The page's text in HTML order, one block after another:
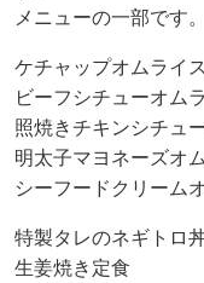
メニューの一部です。
ケチャップオ
ビーフシチュー
照焼きチキンシチュ
明太子マヨネー
シーフードクリ
特製タレのネ
生姜焼き